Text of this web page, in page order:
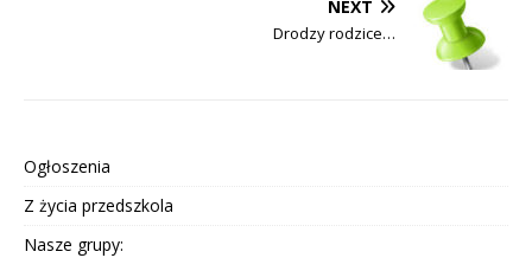
NEXT
Drodzy rodzice…
Ogłoszenia
Z życia przedszkola
Nasze grupy: